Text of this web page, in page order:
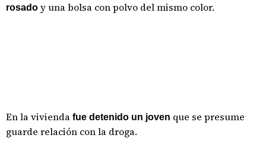
rosado y una bolsa con polvo del mismo color.
En la vivienda fue detenido un joven que se presume
guarde relación con la droga.